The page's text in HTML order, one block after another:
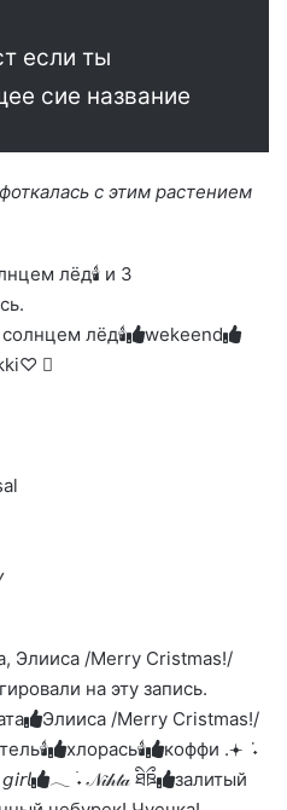
если ты
сие название
с этим растением
лёд🕯 и 3
лёд🕯
wekeend
Элииса /Merry Cristmas!/
на эту запись.
Элииса /Merry Cristmas!/
хлорась🕯
коффи .𖥔 ݁ ˖
𓂃 ࣪˖ 𝒩𝒾𝒽𝓉𝒶 ཐིཋྀ
залитый